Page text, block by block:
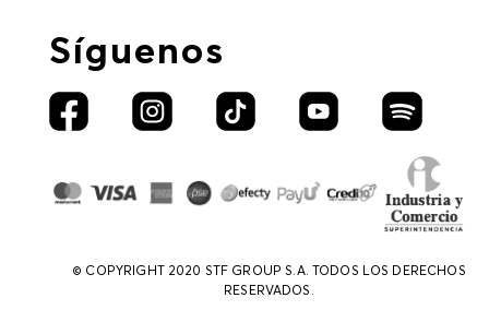
Síguenos
© COPYRIGHT 2020 STF GROUP S.A. TODOS LOS DERECHOS
RESERVADOS.